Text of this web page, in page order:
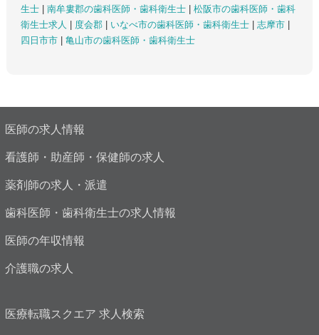
生士
南牟婁郡の歯科医師・歯科衛生士
松阪市の歯科医師・歯科
衛生士求人
度会郡 いなべ市の歯科医師・歯科衛生士 志摩市
四日市市
亀山市の歯科医師・歯科衛生士
医師の求人情報
看護師・助産師・保健師の求人
薬剤師の求人・派遣
歯科医師・歯科衛生士の求人情報
医師の年収情報
介護職の求人
医療転職スクエア 求人検索